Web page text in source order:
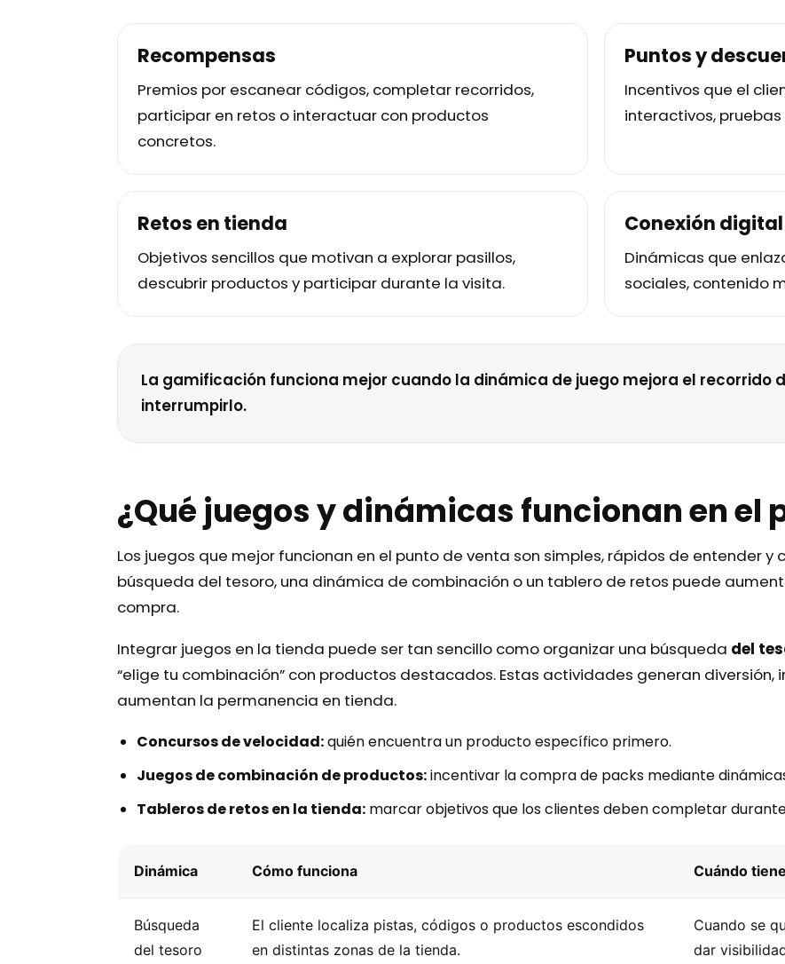
Recompensas
Premios por escanear códigos, completar recorridos,
participar en retos o interactuar con productos
concretos.
Puntos y
Incentivos que el
interactivos,
Retos en tienda
Objetivos sencillos que motivan a explorar pasillos,
descubrir productos y participar durante la visita.
Conexión digital
Dinámicas que
sociales, contenido
La gamificación funciona mejor cuando la dinámica de juego mejora el recorrido
interrumpirlo.
¿Qué juegos y dinámicas funcionan en el
Los juegos que mejor funcionan en el punto de venta son simples, rápidos de entender
búsqueda del tesoro, una dinámica de combinación o un tablero de retos puede
compra.
Integrar juegos en la tienda puede ser tan sencillo como organizar una búsqueda del
“elige tu combinación” con productos destacados. Estas actividades generan
aumentan la permanencia en tienda.
Concursos de velocidad:quién encuentra un producto específico primero.
Juegos de combinación de productos:incentivar la compra de packs mediante
Tableros de retos en la tienda: marcar objetivos que los clientes deben completar
Dinámica Cómo funciona Cuándo
Búsqueda
del tesoro
El cliente localiza pistas, códigos o productos escondidos
en distintas zonas de la tienda.
Cuando se
dar